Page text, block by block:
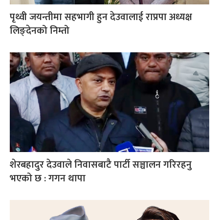
पृथ्वी जयन्तीमा सहभागी हुन देउवालाई राप्रपा अध्यक्ष
लिङ्देनको निम्तो
शेरबहादुर देउवाले निवासबाटै पार्टी सञ्चालन गरिरहनु
भएको छ : गगन थापा